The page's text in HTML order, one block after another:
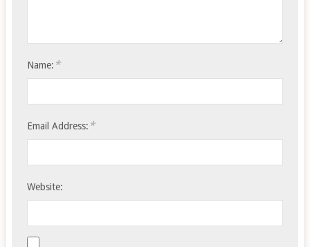
Name: *
Email Address: *
Website: